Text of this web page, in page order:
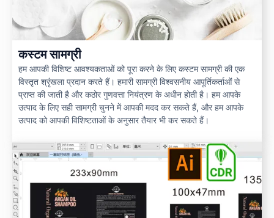
कस्टम सामग्री
हम आपकी विशिष्ट आवश्यकताओं को पूरा करने के लिए कस्टम सामग्री की एक
विस्तृत श्रृंखला प्रदान करते हैं। हमारी सामग्री विश्वसनीय आपूर्तिकर्ताओं से
प्राप्त की जाती है और कठोर गुणवत्ता नियंत्रण के अधीन होती है। हम आपके
उत्पाद के लिए सही सामग्री चुनने में आपकी मदद कर सकते हैं, और हम आपके
उत्पाद को आपकी विशिष्टताओं के अनुसार तैयार भी कर सकते हैं।